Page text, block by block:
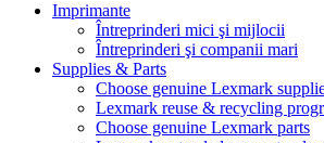
Imprimante
Întreprinderi mici şi mijlocii
Întreprinderi şi companii mari
Supplies & Parts
Choose genuine Lexmark
Lexmark reuse & recycling
Choose genuine Lexmark parts